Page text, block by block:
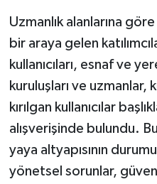
Uzmanlık alanlarına
bir araya gelen
kullanıcıları, esnaf ve
kuruluşları ve uzmanlar,
kırılgan kullanıcılar
alışverişinde bulundu.
yaya altyapısının
yönetsel sorunlar,